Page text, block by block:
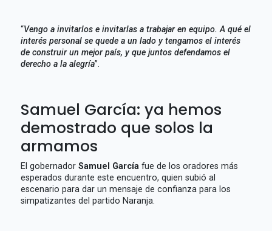
“Vengo a invitarlos e invitarlas a trabajar en equipo. A qué el
interés personal se quede a un lado y tengamos el interés
de construir un mejor país, y que juntos defendamos el
derecho a la alegría”.
Samuel García: ya hemos
demostrado que solos la
armamos
El gobernador Samuel García fue de los oradores más
esperados durante este encuentro, quien subió al
escenario para dar un mensaje de confianza para los
simpatizantes del partido Naranja.